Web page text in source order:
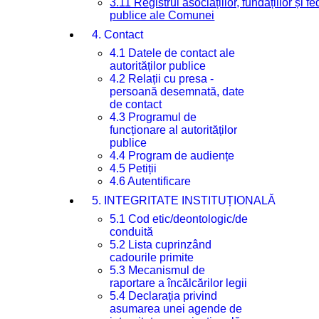
3.11 Registrul asociațiilor, fundațiilor și
publice ale Comunei
4. Contact
4.1 Datele de contact ale
autorităților publice
4.2 Relații cu presa -
persoană desemnată, date
de contact
4.3 Programul de
funcționare al autorităților
publice
4.4 Program de audiențe
4.5 Petiții
4.6 Autentificare
5. INTEGRITATE INSTITUȚIONALĂ
5.1 Cod etic/deontologic/de
conduită
5.2 Lista cuprinzând
cadourile primite
5.3 Mecanismul de
raportare a încălcărilor legii
5.4 Declarația privind
asumarea unei agende de